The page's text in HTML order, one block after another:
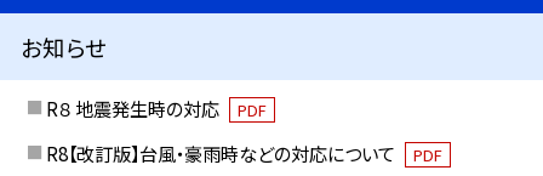
お知らせ
R８ 地震発生時の対応 PDF
R8【改訂版】台風・豪雨時などの対応について PDF